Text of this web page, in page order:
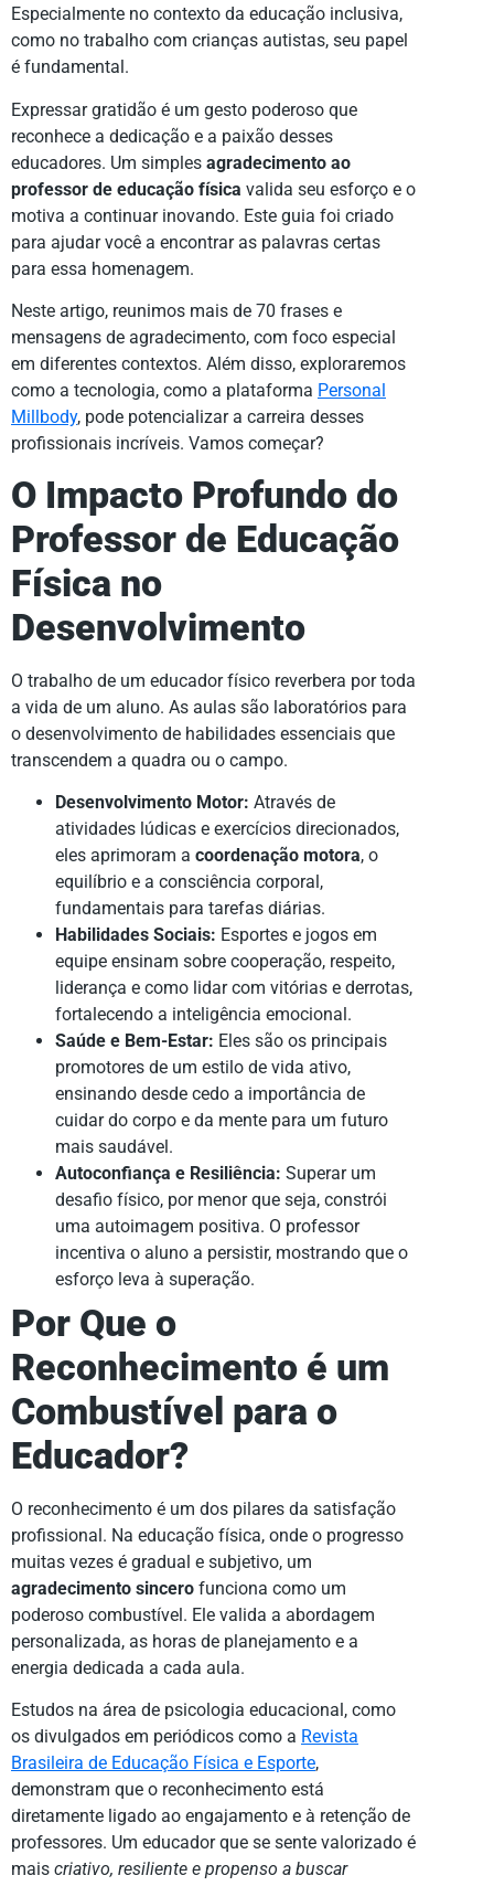
Especialmente no contexto da educação inclusiva,
como no trabalho com crianças autistas, seu papel
é fundamental.
Expressar gratidão é um gesto poderoso que
reconhece a dedicação e a paixão desses
educadores. Um simples agradecimento ao
professor de educação física valida seu esforço e o
motiva a continuar inovando. Este guia foi criado
para ajudar você a encontrar as palavras certas
para essa homenagem.
Neste artigo, reunimos mais de 70 frases e
mensagens de agradecimento, com foco especial
em diferentes contextos. Além disso, exploraremos
como a tecnologia, como a plataforma Personal
Millbody, pode potencializar a carreira desses
profissionais incríveis. Vamos começar?
O Impacto Profundo do
Professor de Educação
Física no
Desenvolvimento
O trabalho de um educador físico reverbera por toda
a vida de um aluno. As aulas são laboratórios para
o desenvolvimento de habilidades essenciais que
transcendem a quadra ou o campo.
Desenvolvimento Motor: Através de
atividades lúdicas e exercícios direcionados,
eles aprimoram a coordenação motora, o
equilíbrio e a consciência corporal,
fundamentais para tarefas diárias.
Habilidades Sociais: Esportes e jogos em
equipe ensinam sobre cooperação, respeito,
liderança e como lidar com vitórias e derrotas,
fortalecendo a inteligência emocional.
Saúde e Bem-Estar: Eles são os principais
promotores de um estilo de vida ativo,
ensinando desde cedo a importância de
cuidar do corpo e da mente para um futuro
mais saudável.
Autoconfiança e Resiliência: Superar um
desafio físico, por menor que seja, constrói
uma autoimagem positiva. O professor
incentiva o aluno a persistir, mostrando que o
esforço leva à superação.
Por Que o
Reconhecimento é um
Combustível para o
Educador?
O reconhecimento é um dos pilares da satisfação
profissional. Na educação física, onde o progresso
muitas vezes é gradual e subjetivo, um
agradecimento sincero funciona como um
poderoso combustível. Ele valida a abordagem
personalizada, as horas de planejamento e a
energia dedicada a cada aula.
Estudos na área de psicologia educacional, como
os divulgados em periódicos como a Revista
Brasileira de Educação Física e Esporte,
demonstram que o reconhecimento está
diretamente ligado ao engajamento e à retenção de
professores. Um educador que se sente valorizado é
mais criativo, resiliente e propenso a buscar